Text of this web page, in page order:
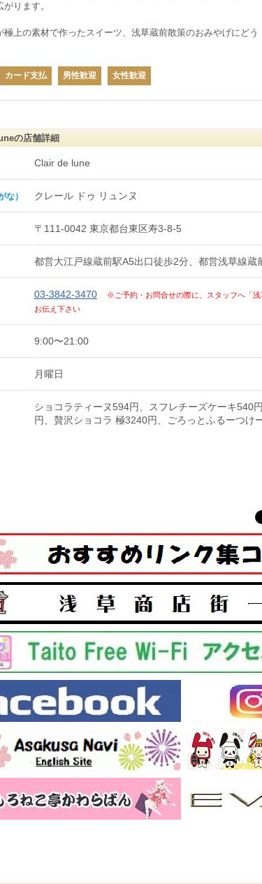
ります。
極上の素材で作ったスイーツ、浅草蔵前散策のおみやげにどう
カード支払 男性歓迎 女性歓迎
の店舗詳細
Clair de lune
な） クレール ドゥ リュンヌ
〒111-0042 東京都台東区寿3-8-5
都営大江戸線蔵前駅A5出口徒歩2分、都営浅草線蔵
03-3842-3470
※ご予約・お問合せの際に、スタッフへ「
お伝え下さい
9:00〜21:00
月曜日
ショコラティーヌ594円、スフレチーズケーキ540
円、贅沢ショコラ 極3240円、ごろっとふるーつけ